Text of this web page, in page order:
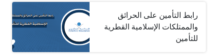
رابط التأمين على الحرائق
والممتلكات الإسلامية القطرية
للتأمين